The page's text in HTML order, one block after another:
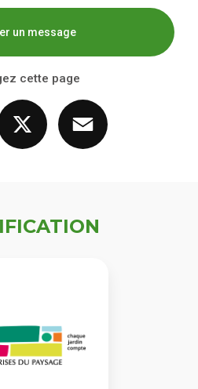
un message
cette page